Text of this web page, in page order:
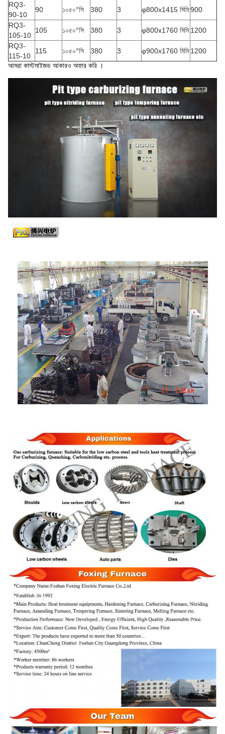
RQ3-
90-10
90 ১০৫০°সি 380 3 φ800x1415 মিমি900
RQ3-
105-10
105 ১০৫০°সি 380 3 φ800x1760 মিমি 1200
RQ3-
115-10
115 ১০৫০°সি 380 3 φ900x1760 মিমি 1200
আমরা কাস্টমাইজড আকারও অফার করি ।